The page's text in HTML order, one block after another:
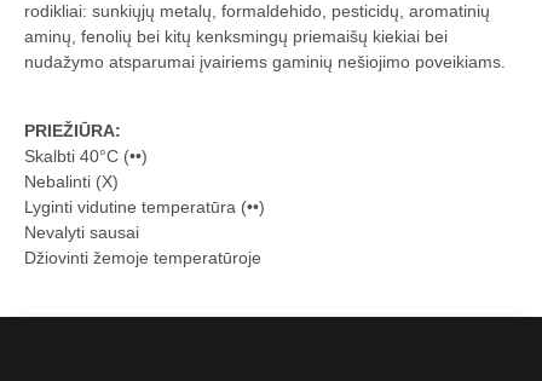
rodikliai: sunkiųjų metalų, formaldehido, pesticidų, aromatinių
aminų, fenolių bei kitų kenksmingų priemaišų kiekiai bei
nudažymo atsparumai įvairiems gaminių nešiojimo poveikiams.
PRIEŽIŪRA:
Skalbti 40°C (••)
Nebalinti (X)
Lyginti vidutine temperatūra (••)
Nevalyti sausai
Džiovinti žemoje temperatūroje